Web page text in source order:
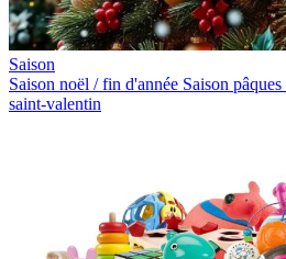
Saison
Saison noël / fin d'année Saison pâques
saint-valentin